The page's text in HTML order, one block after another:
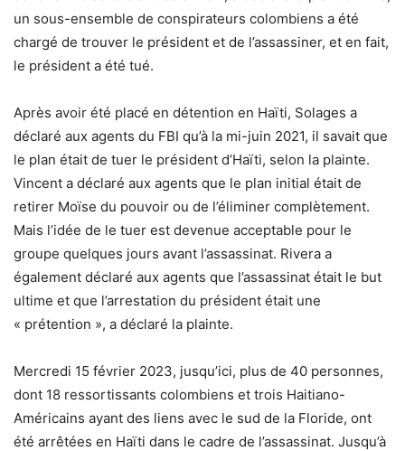
un sous-ensemble de conspirateurs colombiens a été
chargé de trouver le président et de l’assassiner, et en fait,
le président a été tué.
Après avoir été placé en détention en Haïti, Solages a
déclaré aux agents du FBI qu’à la mi-juin 2021, il savait que
le plan était de tuer le président d’Haïti, selon la plainte.
Vincent a déclaré aux agents que le plan initial était de
retirer Moïse du pouvoir ou de l’éliminer complètement.
Mais l’idée de le tuer est devenue acceptable pour le
groupe quelques jours avant l’assassinat. Rivera a
également déclaré aux agents que l’assassinat était le but
ultime et que l’arrestation du président était une
« prétention », a déclaré la plainte.
Mercredi 15 février 2023, jusqu’ici, plus de 40 personnes,
dont 18 ressortissants colombiens et trois Haitiano-
Américains ayant des liens avec le sud de la Floride, ont
été arrêtées en Haïti dans le cadre de l’assassinat. Jusqu’à